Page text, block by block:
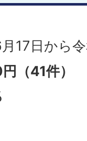
17日から
（41件）